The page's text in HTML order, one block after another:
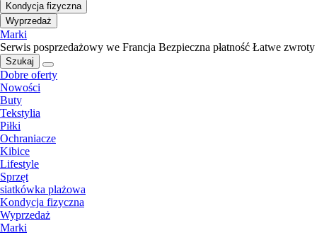
Kondycja fizyczna
Wyprzedaż
Marki
Serwis posprzedażowy we Francja Bezpieczna płatność Łatwe zwroty
Szukaj
Dobre oferty
Nowości
Buty
Tekstylia
Piłki
Ochraniacze
Kibice
Lifestyle
Sprzęt
siatkówka plażowa
Kondycja fizyczna
Wyprzedaż
Marki